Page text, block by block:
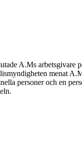
A.Ms arbetsgivare
menat
personer och en